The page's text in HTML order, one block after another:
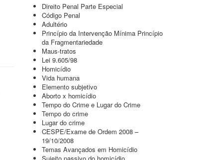
Direito Penal Parte Especial
Código Penal
Adultério
Princípio da Intervenção Mínima Princípio
da Fragmentariedade
Maus-tratos
Lei 9.605/98
Homicídio
Vida humana
Elemento subjetivo
Aborto x homicídio
Tempo do Crime e Lugar do Crime
Tempo do crime
Lugar do crime
CESPE/Exame de Ordem 2008 –
19/10/2008
Temas Avançados em Homicídio